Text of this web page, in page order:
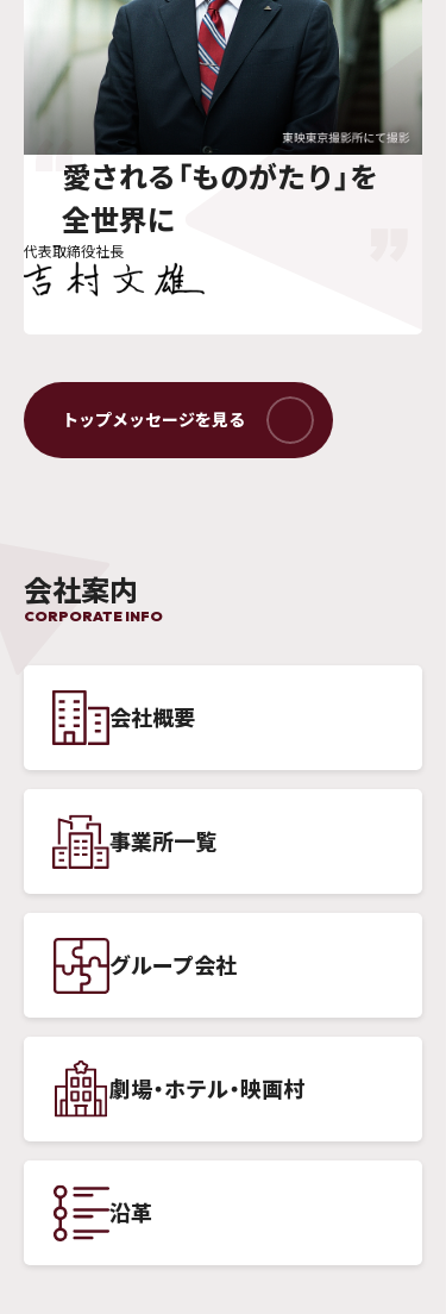
愛される「ものがたり」を
全世界に
代表取締役社長
会社案内
CORPORATE INFO